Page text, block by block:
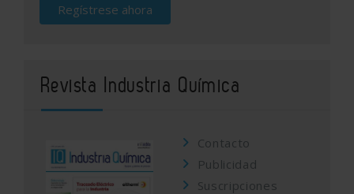
Regístrese ahora
Revista Industria Química
Contacto
Publicidad
Suscripciones